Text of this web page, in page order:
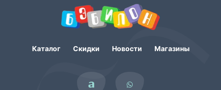
Каталог Скидки Новости Магазины